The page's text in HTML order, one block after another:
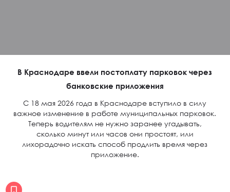
В Краснодаре ввели постоплату парковок через
банковские приложения
С 18 мая 2026 года в Краснодаре вступило в силу
важное изменение в работе муниципальных парковок.
Теперь водителям не нужно заранее угадывать,
сколько минут или часов они простоят, или
лихорадочно искать способ продлить время через
приложение.